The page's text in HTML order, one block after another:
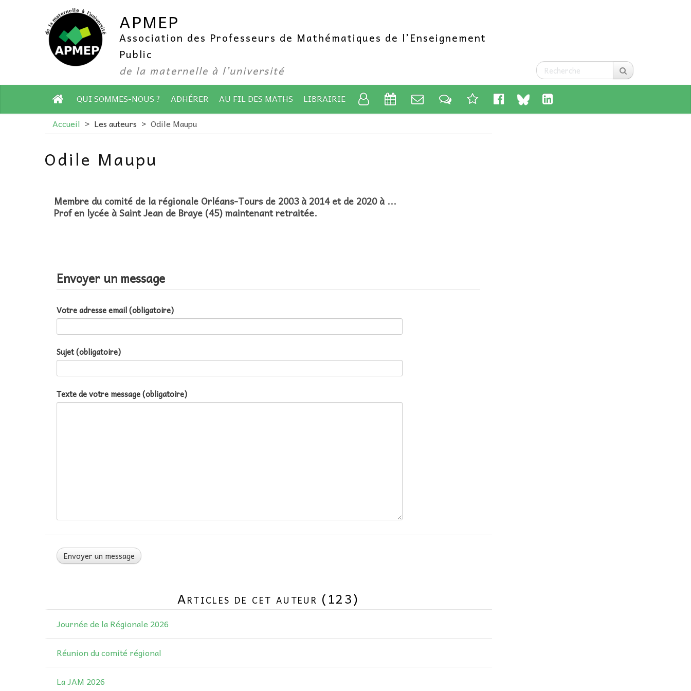
APMEP
Association des Professeurs de Mathématiques de l’Enseignement
Public
de la maternelle à l’université
QUI SOMMES-NOUS ? ADHÉRER AU FIL DES MATHS
LIBRAIRIE
Accueil > Les auteurs > Odile Maupu
Odile Maupu
Membre du comité de la régionale Orléans-Tours de 2003 à 2014 et de 2020 à ...
Prof en lycée à Saint Jean de Braye (45) maintenant retraitée.
Envoyer un message
Votre adresse email (obligatoire)
Sujet (obligatoire)
Texte de votre message (obligatoire)
Articles de cet auteur (123)
Journée de la Régionale 2026
Réunion du comité régional
La JAM 2026